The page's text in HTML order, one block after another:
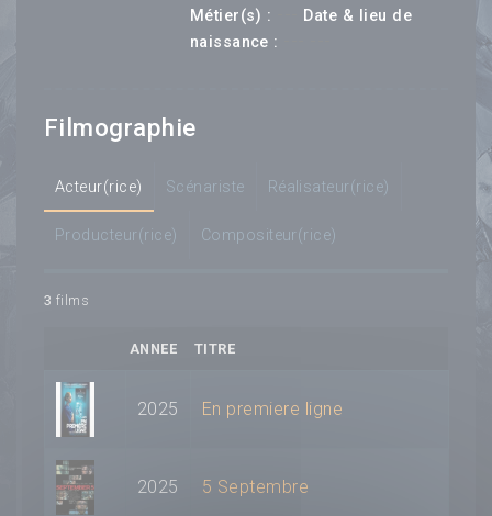
Métier(s) :
Date & lieu de
naissance :
Filmographie
Acteur(rice) Scénariste Réalisateur(rice)
Producteur(rice) Compositeur(rice)
3 films
ANNEE TITRE
2025 En premiere ligne
2025 5 Septembre